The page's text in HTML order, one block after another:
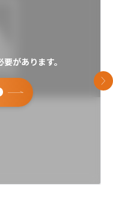
があります。
次